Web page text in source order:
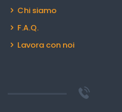
Chi siamo
F.A.Q.
Lavora con noi